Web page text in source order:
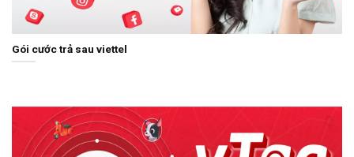
Gói cước trả sau viettel